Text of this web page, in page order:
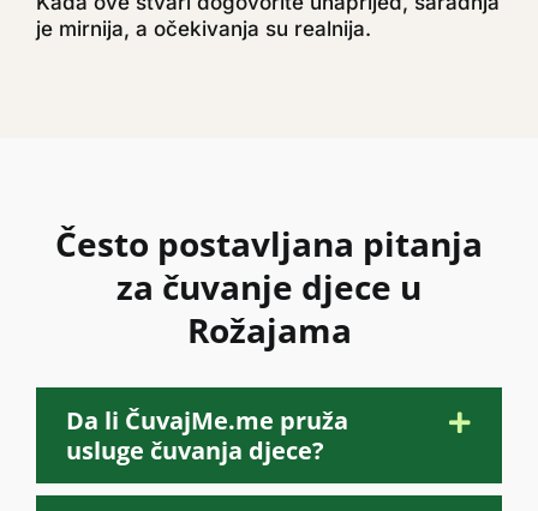
je mirnija, a očekivanja su realnija.
Često postavljana pitanja
za čuvanje djece u
Rožajama
Da li ČuvajMe.me pruža
usluge čuvanja djece?